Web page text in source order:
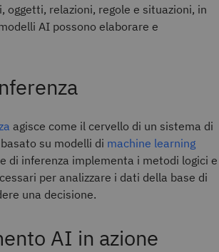
oggetti, relazioni, regole e situazioni, in
AI possono elaborare e
agisce come il cervello di un sistema di
su modelli di machine learning
di inferenza implementa i metodi logici e
per analizzare i dati della base di
una decisione.
AI in azione